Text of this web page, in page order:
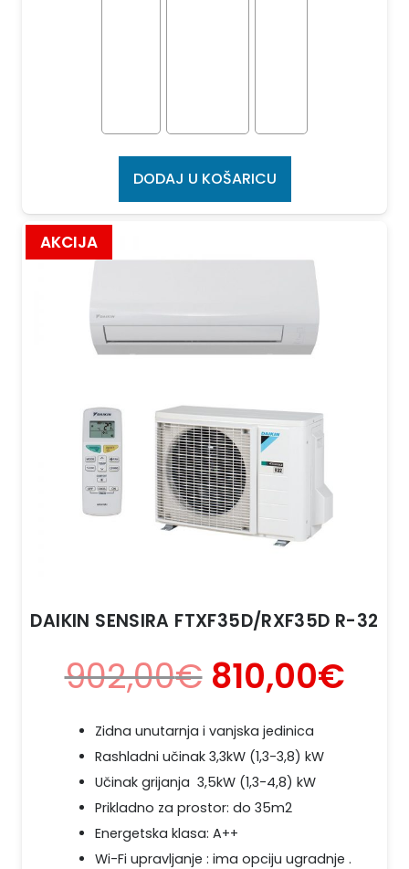
DODAJ U KOŠARICU
AKCIJA
DAIKIN SENSIRA FTXF35D/RXF35D R-32
902,00€ 810,00€
Zidna unutarnja i vanjska jedinica
Rashladni učinak 3,3kW (1,3-3,8) kW
Učinak grijanja 3,5kW (1,3-4,8) kW
Prikladno za prostor: do 35m2
Energetska klasa: A++
Wi-Fi upravljanje : ima opciju ugradnje .